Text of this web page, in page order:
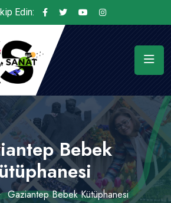
Edin:
Bebek
Gaziantep Bebek Kütüphanesi